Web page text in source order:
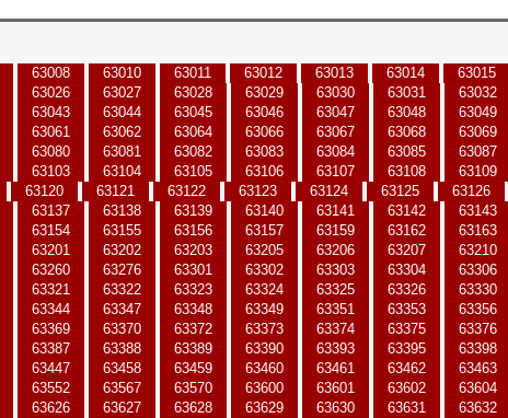
63008 63010 63011 63012 63013 63014 63015
63026 63027 63028 63029 63030 63031 63032
63043 63044 63045 63046 63047 63048 63049
63061 63062 63064 63066 63067 63068 63069
63080 63081 63082 63083 63084 63085 63087
63103 63104 63105 63106 63107 63108 63109
63120 63121 63122 63123 63124 63125 63126
63137 63138 63139 63140 63141 63142 63143
63154 63155 63156 63157 63159 63162 63163
63201 63202 63203 63205 63206 63207 63210
63260 63276 63301 63302 63303 63304 63306
63321 63322 63323 63324 63325 63326 63330
63344 63347 63348 63349 63351 63353 63356
63369 63370 63372 63373 63374 63375 63376
63387 63388 63389 63390 63393 63395 63398
63447 63458 63459 63460 63461 63462 63463
63552 63567 63570 63600 63601 63602 63604
63626 63627 63628 63629 63630 63631 63632